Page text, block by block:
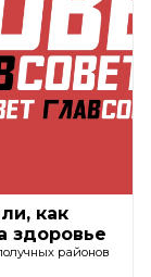
как
здоровье
районов